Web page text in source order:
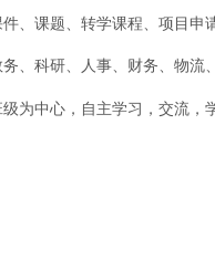
、课题、转学课程、项目申
、科研、人事、财务、物流
为中心，自主学习，交流，